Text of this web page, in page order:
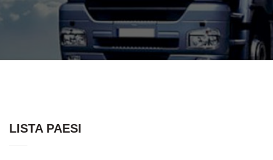
LISTA PAESI